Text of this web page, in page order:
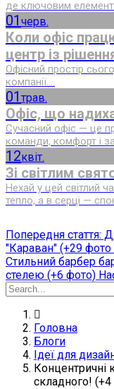
де ключовим
01 черв.
Коли офіс
центр із
Офісний простір
компанії....
01 трав.
Офіс, що
Сучасний офіс — це
команди, комфорт і
12квіт.
Зі світлим
Нехай у цей світлий
тепло, а в серці —
Попередня стаття:
"Караван" (+29 фото
Стильний барбер
стелею (+6 фото)
Головна
Блоги
Ідеї для
Концентричні
складного!